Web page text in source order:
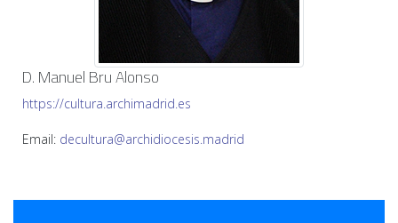
D. Manuel Bru Alonso
https://cultura.archimadrid.es
Email: decultura@archidiocesis.madrid